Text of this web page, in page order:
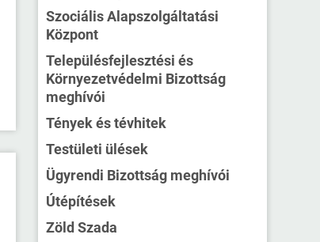
Szociális Alapszolgáltatási
Központ
Településfejlesztési és
Környezetvédelmi Bizottság
meghívói
Tények és tévhitek
Testületi ülések
Ügyrendi Bizottság meghívói
Útépítések
Zöld Szada